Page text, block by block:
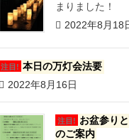
まりました！
2022年8月18
注目! 本日の万灯会法要
2022年8月16日
注目! お盆参り
のご案内